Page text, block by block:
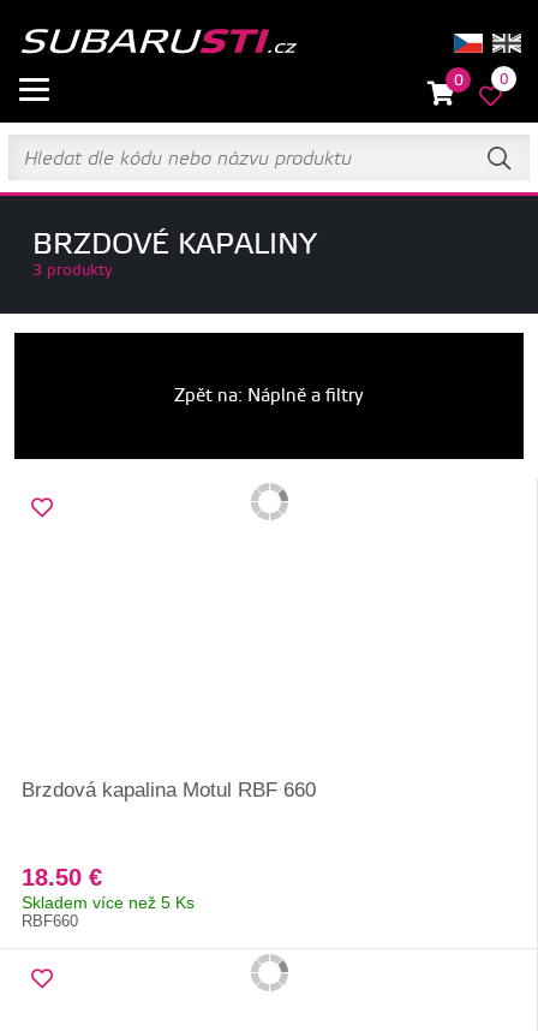
0 0
BRZDOVÉ KAPALINY
3 produkty
Zpět na: Náplně a filtry
Brzdová kapalina Motul RBF 660
18.50 €
Skladem více než 5 Ks
RBF660